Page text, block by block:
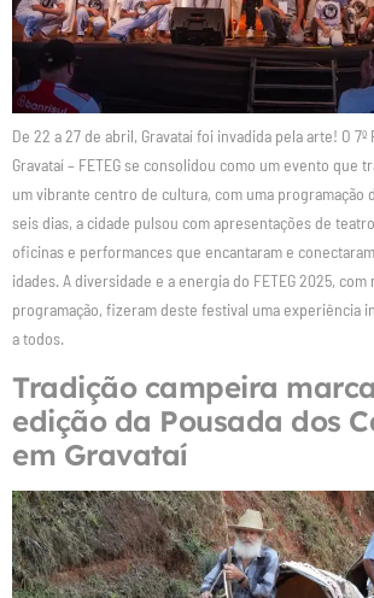
De 22 a 27 de abril, Gravataí foi invadida pela arte! O
Gravataí – FETEG se consolidou como um evento que
um vibrante centro de cultura, com uma programação
seis dias, a cidade pulsou com apresentações de
oficinas e performances que encantaram e
idades. A diversidade e a energia do FETEG 2025, com
programação, fizeram deste festival uma experiência
a todos.
Tradição campeira marca
edição da Pousada dos
em Gravataí